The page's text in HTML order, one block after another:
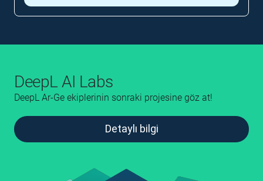
DeepL AI Labs
DeepL Ar-Ge ekiplerinin sonraki projesine göz at!
Detaylı bilgi